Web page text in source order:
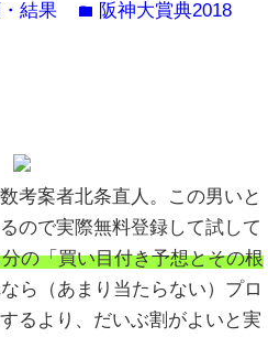
結果 folder 阪神大賞典2018
考案者北条直人。この男いと
ので実際無料登録して試して
の「買い目付き予想とその根
ら（あまり当たらない）プロ
るより、だいぶ割がよいと実